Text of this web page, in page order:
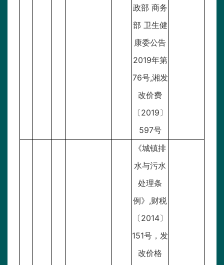
政部 商务
部 卫生健
康委公告
2019年第
76号,湘发
改价费
〔2019〕
597号
《城镇排
水与污水
处理条
例》,财税
〔2014〕
151号，发
改价格